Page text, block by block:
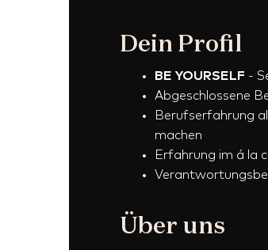
Über uns
Dein Profil
BE YOURSELF -
Abgeschlossene
Berufserfahrung
machen
Erfahrung im á la